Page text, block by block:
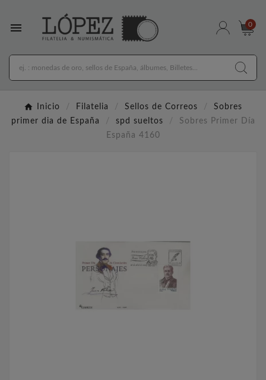
 0
Inicio Filatelia Sellos de Correos
Sobres
primer dia de España
spd sueltos
Sobres Primer Día
España 4160